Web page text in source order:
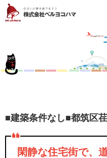
■建築条件なし■都筑区
閑静な住宅街で、